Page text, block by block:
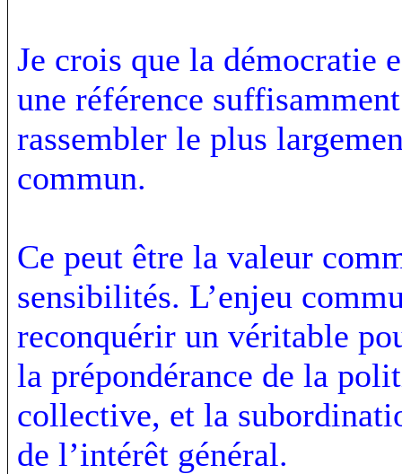
Je crois que la démocratie
une référence
rassembler le plus
commun.
Ce peut être la valeur
sensibilités. L’enjeu
reconquérir un véritable
la prépondérance de la
collective, et la
de l’intérêt général.